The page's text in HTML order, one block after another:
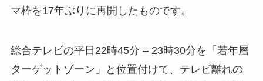
マ枠を17年ぶりに再開したものです。
総合テレビの平日22時45分 – 23時30分を「若年層
ターゲットゾーン」と位置付けて、テレビ離れの